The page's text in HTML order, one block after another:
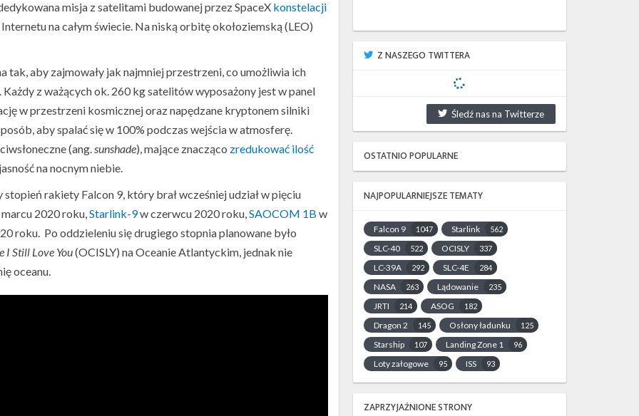
misja z satelitami budowanej przez SpaceX konstelacji
na całym świecie. Na niską orbitę okołoziemską (LEO)
aby zajmowały jak najmniej przestrzeni, co umożliwia ich
Każdy z ważących ok. 260 kg satelitów wyposażony jest w panel
w przestrzeni kosmicznej oraz napędzane kryptonem silniki
aby spalać się w 100% podczas wejścia w atmosferę.
(ang.sunshade), mające znacząco zredukować ilość
na nocnym niebie.
rakiety Falcon 9, który brał wcześniej udział w pięciu
2020 roku,Starlink-9w czerwcu 2020 roku,SAOCOM 1B w
roku. Po oddzieleniu się drugiego stopnia planowane było
I Still Love You(OCISLY) na Oceanie Atlantyckim, jednak nie
oceanu.
Z NASZEGO TWITTERA
Śledź nas na Twitterze
OSTATNIO POPULARNE
NAJPOPULARNIEJSZE TEMATY
Falcon 9 1047 Starlink 562
SLC-40 522 OCISLY 337
LC-39A 292 SLC-4E 284
NASA 263 Lądowanie 235
JRTI 214 ASOG 182
Dragon 2 145 Osłony ładunku 125
Starship 107 Landing Zone 1 96
Loty załogowe 95 ISS 93
ZAPRZYJAŹNIONE STRONY